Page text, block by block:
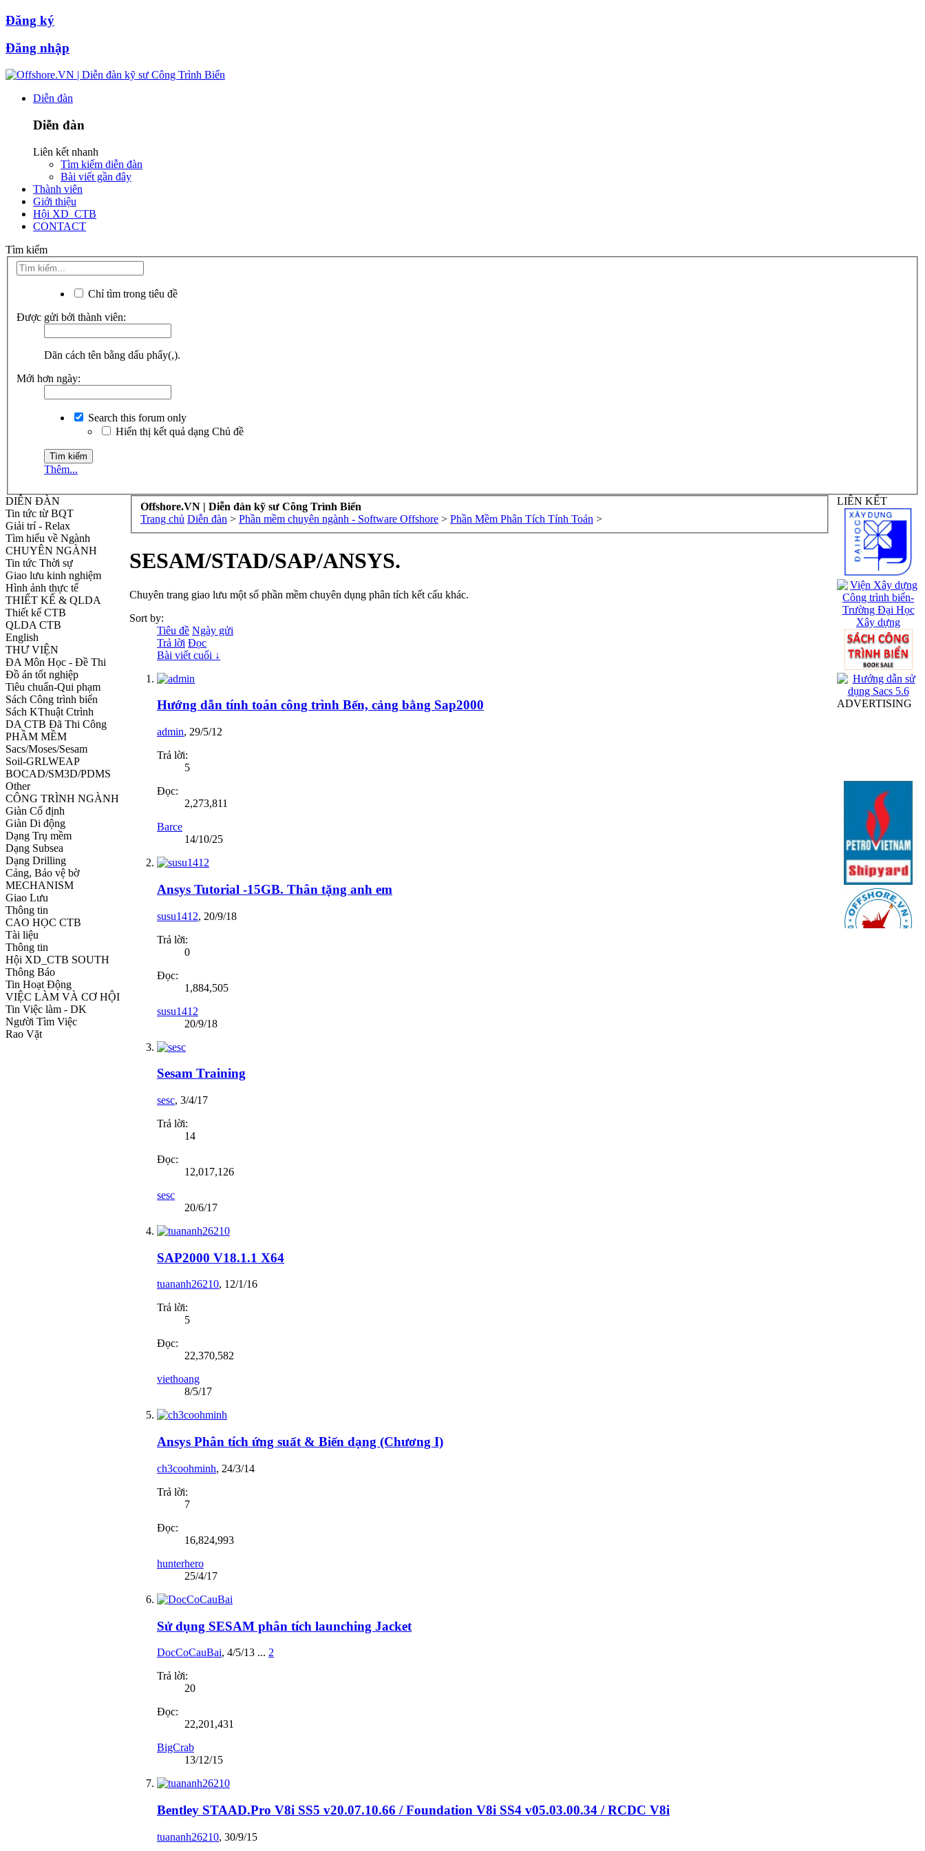
Đăng ký
Đăng nhập
Diễn đàn
Diễn đàn
Liên kết nhanh
Tìm kiếm diễn đàn
Bài viết gần đây
Thành viên
Giới thiệu
Hội XD_CTB
CONTACT
Tìm kiếm
Chỉ tìm trong tiêu đề
Được gửi bởi thành viên:
Dãn cách tên bằng dấu phẩy(,).
Mới hơn ngày:
Search this forum only
Hiển thị kết quả dạng Chủ đề
Thêm...
DIỄN ĐÀN
Tin tức từ BQT
Giải trí - Relax
Tìm hiểu về Ngành
CHUYÊN NGÀNH
Tin tức Thời sự
Giao lưu kinh nghiệm
Hình ảnh thực tế
THIẾT KẾ & QLDA
Thiết kế CTB
QLDA CTB
English
THƯ VIỆN
ĐA Môn Học - Đề Thi
Đồ án tốt nghiệp
Tiêu chuẩn-Qui phạm
Sách Công trình biển
Sách KThuật Ctrình
DA CTB Đã Thi Công
PHẦM MỀM
Sacs/Moses/Sesam
Soil-GRLWEAP
BOCAD/SM3D/PDMS
Other
CÔNG TRÌNH NGÀNH
Giàn Cố định
Giàn Di động
Dạng Trụ mềm
Dạng Subsea
Dạng Drilling
Cảng, Bảo vệ bờ
MECHANISM
Giao Lưu
Thông tin
CAO HỌC CTB
Tài liệu
Thông tin
Hội XD_CTB SOUTH
Thông Báo
Tin Hoạt Động
VIỆC LÀM VÀ CƠ HỘI
Tin Việc làm - DK
Người Tìm Việc
Rao Vặt
Offshore.VN | Diễn đàn kỹ sư Công Trình Biển
Trang chủ Diễn đàn > Phần mềm chuyên ngành - Software Offshore > Phần Mềm Phân Tích Tính Toán >
SESAM/STAD/SAP/ANSYS.
Chuyên trang giao lưu một số phần mềm chuyên dụng phân tích kết cấu khác.
Sort by:
Tiêu đề Ngày gửi
Trả lời Đọc
Bài viết cuối ↓
Hướng dẫn tính toán công trình Bến, cảng bằng Sap2000
admin, 29/5/12
Trả lời:
5
Đọc:
2,273,811
Barce
14/10/25
Ansys Tutorial -15GB. Thân tặng anh em
susu1412, 20/9/18
Trả lời:
0
Đọc:
1,884,505
susu1412
20/9/18
Sesam Training
sesc, 3/4/17
Trả lời:
14
Đọc:
12,017,126
sesc
20/6/17
SAP2000 V18.1.1 X64
tuananh26210, 12/1/16
Trả lời:
5
Đọc:
22,370,582
viethoang
8/5/17
Ansys Phân tích ứng suất & Biến dạng (Chương I)
ch3coohminh, 24/3/14
Trả lời:
7
Đọc:
16,824,993
hunterhero
25/4/17
Sử dụng SESAM phân tích launching Jacket
DocCoCauBai, 4/5/13 ... 2
Trả lời:
20
Đọc:
22,201,431
BigCrab
13/12/15
Bentley STAAD.Pro V8i SS5 v20.07.10.66 / Foundation V8i SS4 v05.03.00.34 / RCDC V8i
tuananh26210, 30/9/15
LIÊN KẾT
ADVERTISING